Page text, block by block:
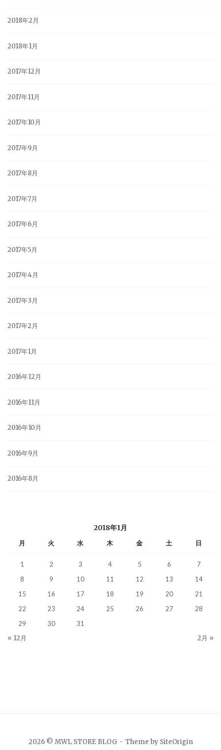
2018年2月
2018年1月
2017年12月
2017年11月
2017年10月
2017年9月
2017年8月
2017年7月
2017年6月
2017年5月
2017年4月
2017年3月
2017年2月
2017年1月
2016年12月
2016年11月
2016年10月
2016年9月
2016年8月
2018年1月
月 火 水 木 金 土 日
1 2 3 4 5 6
7
8
9 10 11 12 13
14
15
16 17 18 19 20
21
22
23 24 25 26 27
28
29
30 31
« 12月 2月 »
2026 © MWL STORE BLOG Theme by SiteOrigin